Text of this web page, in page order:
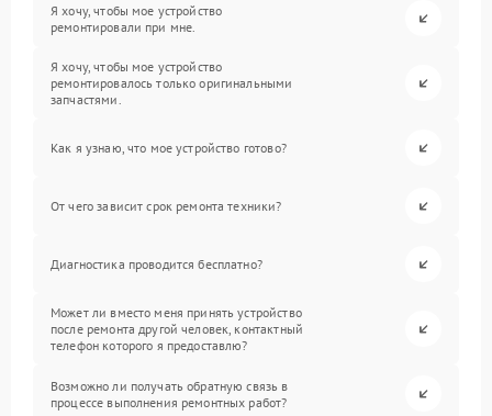
Я хочу, чтобы мое устройство
ремонтировали при мне.
Я хочу, чтобы мое устройство
ремонтировалось только оригинальными
запчастями.
Как я узнаю, что мое устройство готово?
От чего зависит срок ремонта техники?
Диагностика проводится бесплатно?
Может ли вместо меня принять устройство
после ремонта другой человек, контактный
телефон которого я предоставлю?
Возможно ли получать обратную связь в
процессе выполнения ремонтных работ?